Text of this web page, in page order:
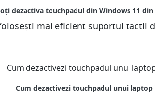
mai eficient suportul tactil